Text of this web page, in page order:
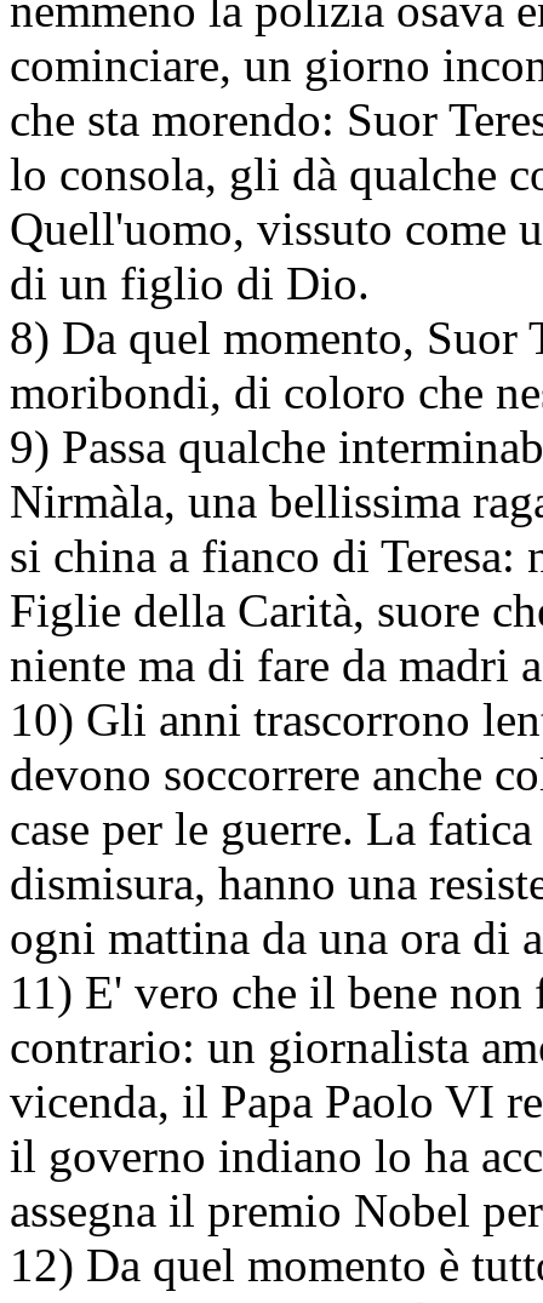
nemmeno la polizia osava
cominciare, un giorno
che sta morendo: Suor
lo consola, gli dà qualche
Quell'uomo, vissuto come
di un figlio di Dio.
8) Da quel momento, Suor
moribondi, di coloro che
9) Passa qualche
Nirmàla, una bellissima
si china a fianco di Teresa:
Figlie della Carità, suore
niente ma di fare da madri
10) Gli anni trascorrono
devono soccorrere anche
case per le guerre. La
dismisura, hanno una
ogni mattina da una ora di
11) E' vero che il bene
contrario: un giornalista
vicenda, il Papa Paolo VI
il governo indiano lo ha
assegna il premio Nobel
12) Da quel momento è